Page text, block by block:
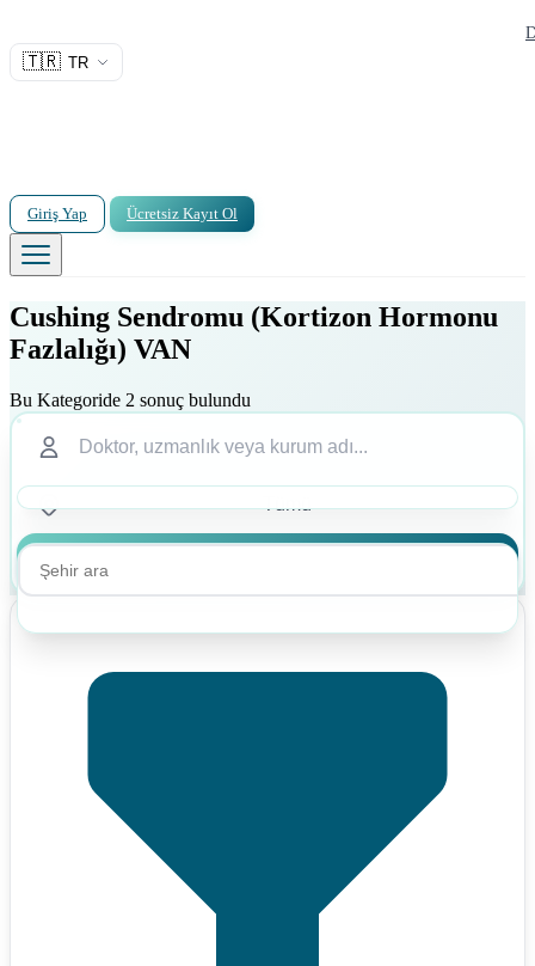
🇹🇷 TR
Giriş Yap Ücretsiz Kayıt Ol
Cushing Sendromu (Kortizon Hormonu
Fazlalığı) VAN
Bu Kategoride 2 sonuç bulundu